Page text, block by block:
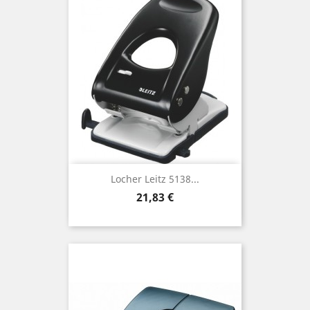
Locher Leitz 5138...
Preis
21,83 €